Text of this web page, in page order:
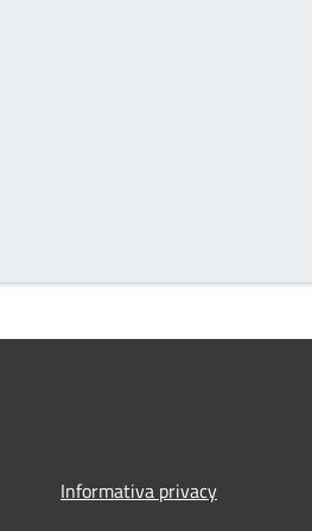
Informativa privacy